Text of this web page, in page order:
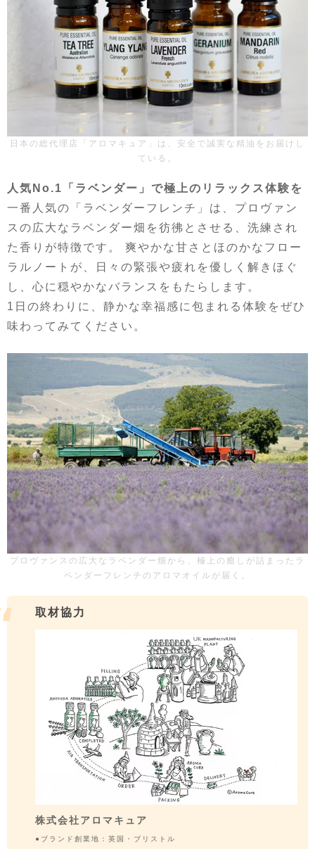
日本の総代理店「アロマキュア」は、安全で誠実な精油をお届けし
ている。
人気No.1「ラベンダー」で極上のリラックス体験を
一番人気の「ラベンダーフレンチ」は、プロヴァン
スの広大なラベンダー畑を彷彿とさせる、洗練され
た香りが特徴です。 爽やかな甘さとほのかなフロー
ラルノートが、日々の緊張や疲れを優しく解きほぐ
し、心に穏やかなバランスをもたらします。
1日の終わりに、静かな幸福感に包まれる体験をぜひ
味わってみてください。
プロヴァンスの広大なラベンダー畑から、極上の癒しが詰まったラ
ベンダーフレンチのアロマオイルが届く。
取材協力
株式会社アロマキュア
●ブランド創業地：英国・ブリストル